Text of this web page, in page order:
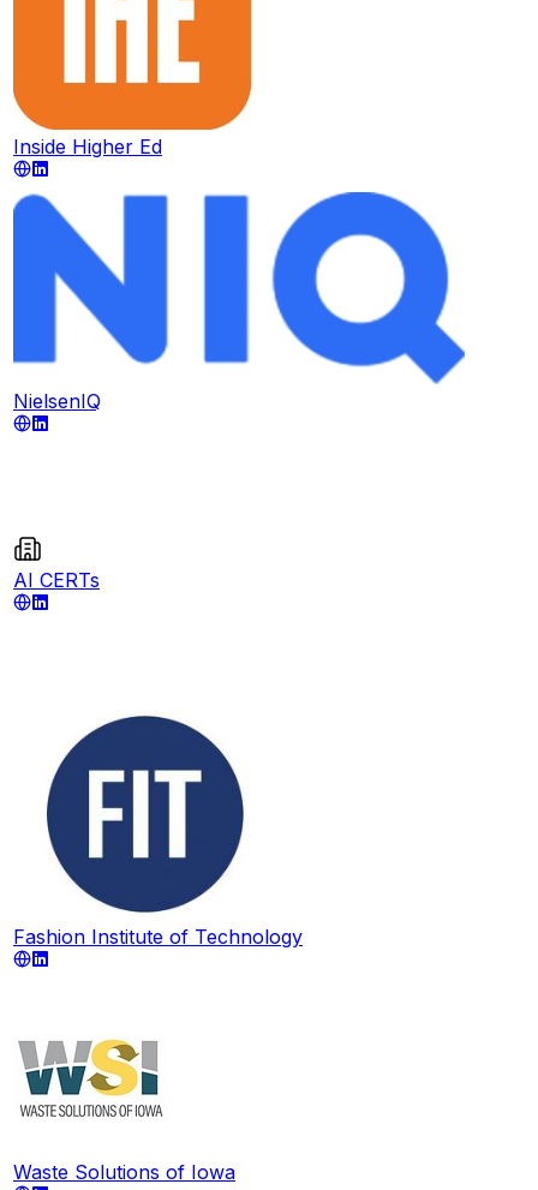
Inside Higher Ed
NielsenIQ
AI CERTs
Fashion Institute of Technology
Waste Solutions of Iowa